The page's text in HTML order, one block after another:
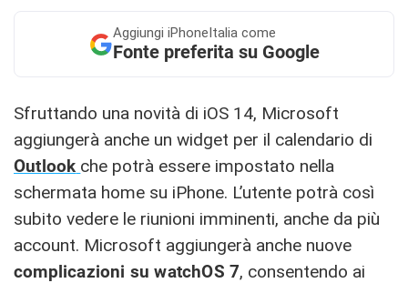
Aggiungi iPhoneItalia come
Fonte preferita su Google
Sfruttando una novità di iOS 14, Microsoft
aggiungerà anche un widget per il calendario di
Outlook che potrà essere impostato nella
schermata home su iPhone. L’utente potrà così
subito vedere le riunioni imminenti, anche da più
account. Microsoft aggiungerà anche nuove
complicazioni su watchOS 7, consentendo ai